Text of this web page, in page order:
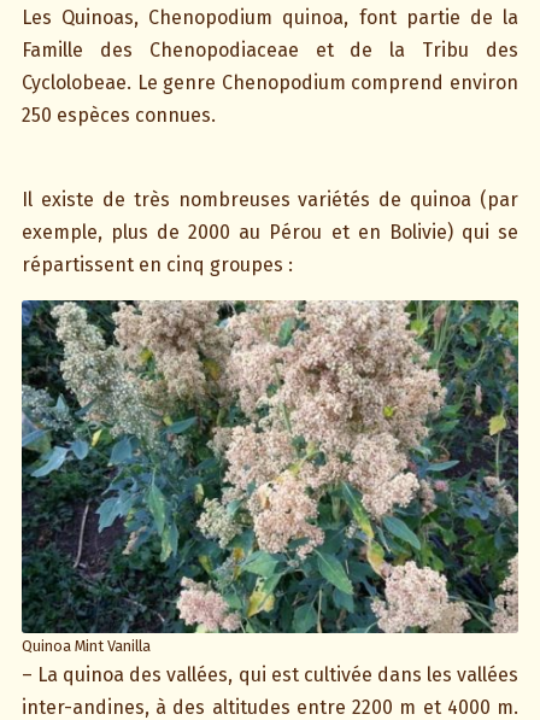
Les Quinoas, Chenopodium quinoa, font partie de la
Famille des Chenopodiaceae et de la Tribu des
Cyclolobeae. Le genre Chenopodium comprend environ
250 espèces connues.
Il existe de très nombreuses variétés de quinoa (par
exemple, plus de 2000 au Pérou et en Bolivie) qui se
répartissent en cinq groupes :
Quinoa Mint Vanilla
– La quinoa des vallées, qui est cultivée dans les vallées
inter-andines, à des altitudes entre 2200 m et 4000 m.